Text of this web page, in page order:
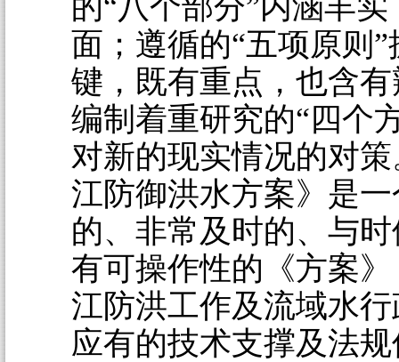
面；遵循的“五项原则
键，既有重点，也含
编制着重研究的“四个
对新的现实情况的对
江防御洪水方案》是
的、非常及时的、与
有可操作性的《方案
江防洪工作及流域水
应有的技术支撑及法